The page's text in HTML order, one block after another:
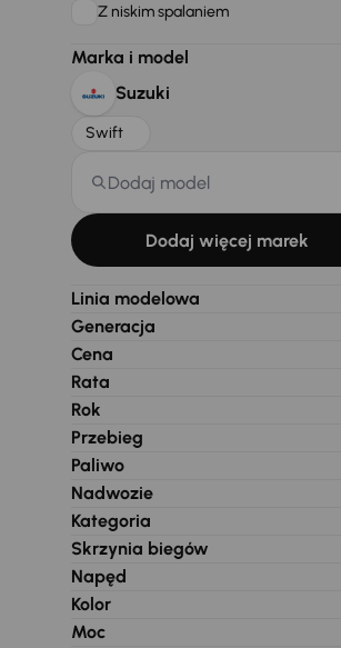
Z niskim spalaniem
Marka i model
Suzuki
Swift
Dodaj model
Dodaj więcej marek
Linia modelowa
Generacja
Cena
Rata
Rok
Przebieg
Paliwo
Nadwozie
Kategoria
Skrzynia biegów
Napęd
Kolor
Moc